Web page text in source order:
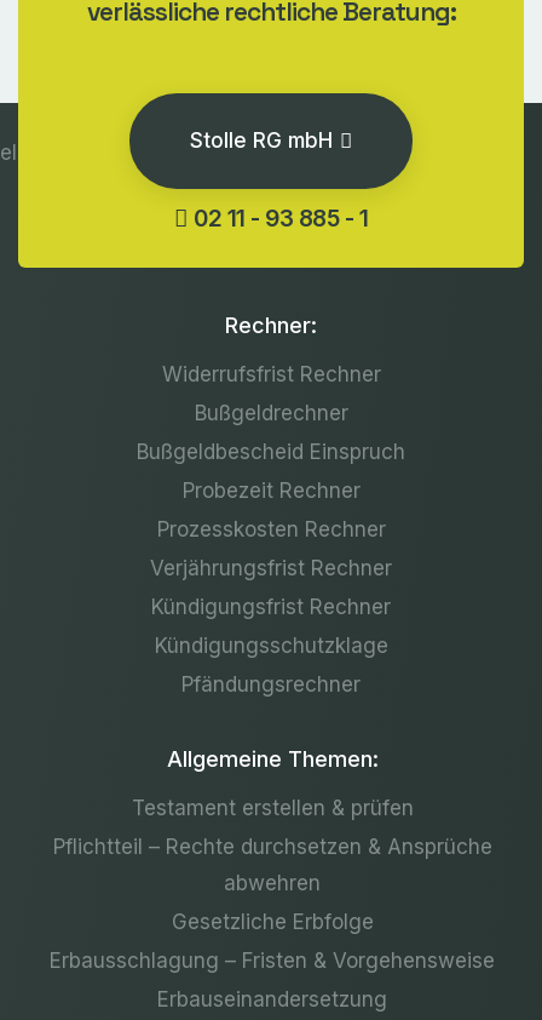
verlässliche rechtliche Beratung:
Stolle RG mbH
02 11 - 93 885 - 1
Rechner:
Widerrufsfrist Rechner
Bußgeldrechner
Bußgeldbescheid Einspruch
Probezeit Rechner
Prozesskosten Rechner
Verjährungsfrist Rechner
Kündigungsfrist Rechner
Kündigungsschutzklage
Pfändungsrechner
Allgemeine Themen:
Testament erstellen & prüfen
Pflichtteil – Rechte durchsetzen & Ansprüche
abwehren
Gesetzliche Erbfolge
Erbausschlagung – Fristen & Vorgehensweise
Erbauseinandersetzung